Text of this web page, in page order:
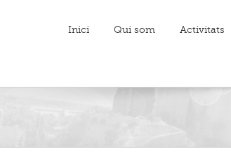
Inici Qui som Activitats